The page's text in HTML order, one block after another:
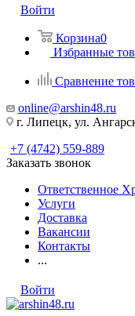
Войти
Корзина0
Избранные
Сравнение
online@arshin48.ru
г. Липецк, ул.
+7 (4742) 559-889
Заказать звонок
Ответственное
Услуги
Доставка
Вакансии
Контакты
...
Войти